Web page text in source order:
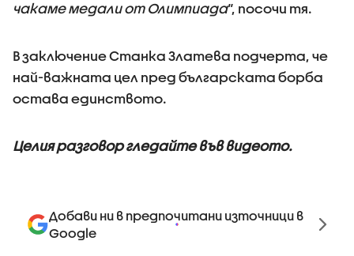
чакаме медали от Олимпиада“, посочи тя.
В заключение Станка Златева подчерта, че
най-важната цел пред българската борба
остава единството.
Целия разговор гледайте във видеото.
Добави ни в предпочитани източници в
Google